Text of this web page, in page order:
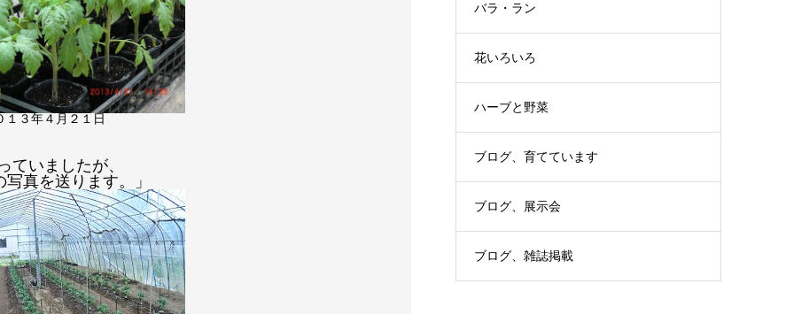
１３年４月２１日
ていましたが、
真を送ります。」
バラ・ラン
花いろいろ
ハーブと野菜
ブログ、育てています
ブログ、展示会
ブログ、雑誌掲載